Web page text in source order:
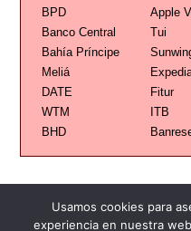
BPD
Apple
Banco Central
Tui
Bahía Príncipe
Meliá
DATE
Fitur
WTM
ITB
BHD
Usamos cookies para
experiencia en nuestra